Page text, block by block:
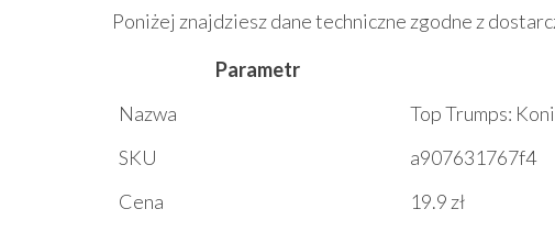
Poniżej znajdziesz dane techniczne zgodne z
Parametr
Nazwa
Top Trumps:
SKU
a907631767f4
Cena
19.9 zł